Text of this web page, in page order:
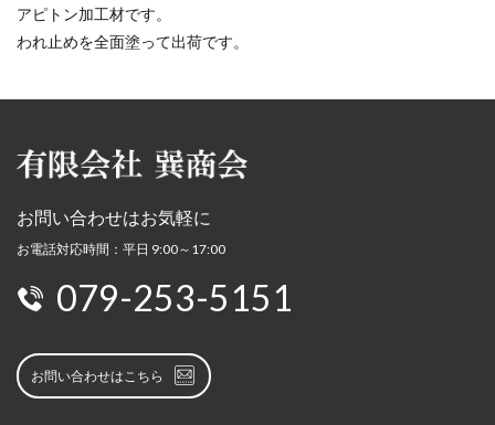
アピトン加工材です。
われ止めを全面塗って出荷です。
お問い合わせはお気軽に
お電話対応時間：平日 9:00～17:00
079-253-5151
お問い合わせはこちら